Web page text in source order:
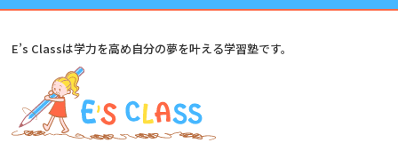
E’s Classは学力を高め自分の夢を叶える学習塾です。